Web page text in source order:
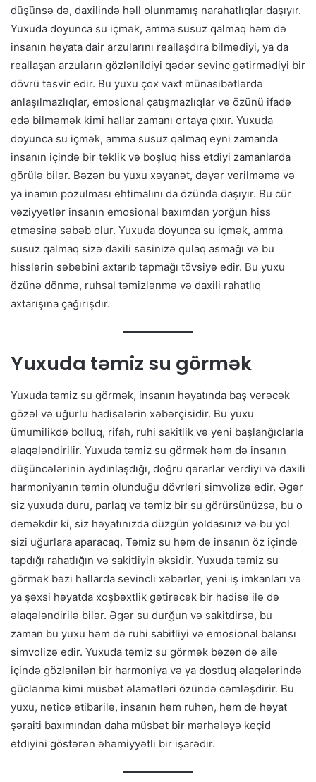
düşünsə də, daxilində həll olunmamış narahatlıqlar daşıyır.
Yuxuda doyunca su içmək, amma susuz qalmaq həm də
insanın həyata dair arzularını reallaşdıra bilmədiyi, ya da
reallaşan arzuların gözlənildiyi qədər sevinc gətirmədiyi bir
dövrü təsvir edir. Bu yuxu çox vaxt münasibətlərdə
anlaşılmazlıqlar, emosional çatışmazlıqlar və özünü ifadə
edə bilməmək kimi hallar zamanı ortaya çıxır. Yuxuda
doyunca su içmək, amma susuz qalmaq eyni zamanda
insanın içində bir təklik və boşluq hiss etdiyi zamanlarda
görülə bilər. Bəzən bu yuxu xəyanət, dəyər verilməmə və
ya inamın pozulması ehtimalını da özündə daşıyır. Bu cür
vəziyyətlər insanın emosional baxımdan yorğun hiss
etməsinə səbəb olur. Yuxuda doyunca su içmək, amma
susuz qalmaq sizə daxili səsinizə qulaq asmağı və bu
hisslərin səbəbini axtarıb tapmağı tövsiyə edir. Bu yuxu
özünə dönmə, ruhsal təmizlənmə və daxili rahatlıq
axtarışına çağırışdır.
Yuxuda təmiz su görmək
Yuxuda təmiz su görmək, insanın həyatında baş verəcək
gözəl və uğurlu hadisələrin xəbərçisidir. Bu yuxu
ümumilikdə bolluq, rifah, ruhi sakitlik və yeni başlanğıclarla
əlaqələndirilir. Yuxuda təmiz su görmək həm də insanın
düşüncələrinin aydınlaşdığı, doğru qərarlar verdiyi və daxili
harmoniyanın təmin olunduğu dövrləri simvolizə edir. Əgər
siz yuxuda duru, parlaq və təmiz bir su görürsünüzsə, bu o
deməkdir ki, siz həyatınızda düzgün yoldasınız və bu yol
sizi uğurlara aparacaq. Təmiz su həm də insanın öz içində
tapdığı rahatlığın və sakitliyin əksidir. Yuxuda təmiz su
görmək bəzi hallarda sevincli xəbərlər, yeni iş imkanları və
ya şəxsi həyatda xoşbəxtlik gətirəcək bir hadisə ilə də
əlaqələndirilə bilər. Əgər su durğun və sakitdirsə, bu
zaman bu yuxu həm də ruhi sabitliyi və emosional balansı
simvolizə edir. Yuxuda təmiz su görmək bəzən də ailə
içində gözlənilən bir harmoniya və ya dostluq əlaqələrində
güclənmə kimi müsbət əlamətləri özündə cəmləşdirir. Bu
yuxu, nəticə etibarilə, insanın həm ruhən, həm də həyat
şəraiti baxımından daha müsbət bir mərhələyə keçid
etdiyini göstərən əhəmiyyətli bir işarədir.